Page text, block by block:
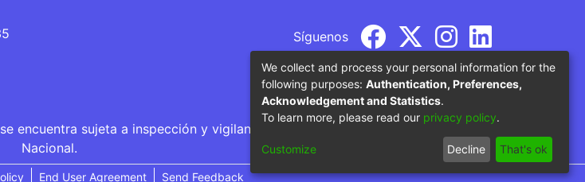
Síguenos
encuentra sujeta a inspección y vigilancia por parte del Ministerio de Educación
Nacional.
End User Agreement Send Feedback
We collect and process your personal information for the
following purposes: Authentication, Preferences,
Acknowledgement and Statistics.
To learn more, please read our privacy policy.
Customize Decline That's ok